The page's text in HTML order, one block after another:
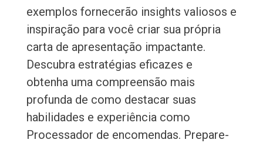
exemplos fornecerão insights valiosos e
inspiração para você criar sua própria
carta de apresentação impactante.
Descubra estratégias eficazes e
obtenha uma compreensão mais
profunda de como destacar suas
habilidades e experiência como
Processador de encomendas. Prepare-